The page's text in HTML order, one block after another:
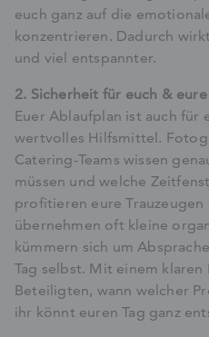
euch ganz auf die
konzentrieren. Dadurch
und viel entspannter.
2. Sicherheit für euch &
Euer Ablaufplan ist auch für
wertvolles Hilfsmittel.
Catering-Teams wissen
müssen und welche
profitieren eure Trauzeugen
übernehmen oft kleine
kümmern sich um
Tag selbst. Mit einem klaren
Beteiligten, wann welcher
ihr könnt euren Tag ganz